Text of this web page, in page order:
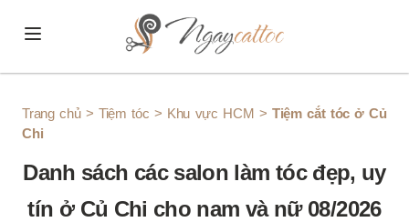
Trang chủ> Tiệm tóc > Khu vực HCM > Tiệm cắt tóc ở Củ
Chi
Danh sách các salon làm tóc đẹp, uy
tín ở Củ Chi cho nam và nữ 08/2026